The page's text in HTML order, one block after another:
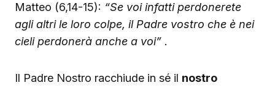
Matteo (6,14-15): “Se voi infatti perdonerete
agli altri le loro colpe, il Padre vostro che è nei
cieli perdonerà anche a voi” .
Il Padre Nostro racchiude in sé il nostro